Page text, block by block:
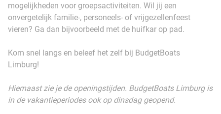
mogelijkheden voor groepsactiviteiten. Wil jij een
onvergetelijk familie-, personeels- of vrijgezellenfeest
vieren? Ga dan bijvoorbeeld met de huifkar op pad.
Kom snel langs en beleef het zelf bij BudgetBoats
Limburg!
Hiernaast zie je de openingstijden. BudgetBoats Limburg is
in de vakantieperiodes ook op dinsdag geopend.